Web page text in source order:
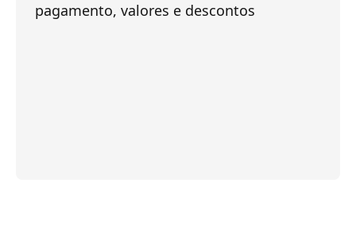
pagamento, valores e descontos